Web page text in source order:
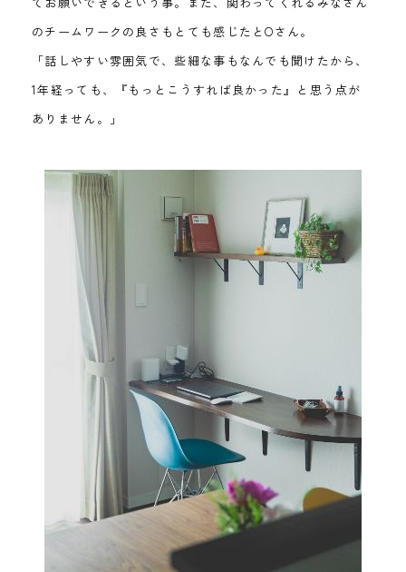
のチームワークの良さもとても感じたとOさん。
「話しやすい雰囲気で、些細な事もなんでも聞けたから、
1年経っても、『もっとこうすれば良かった』と思う点が
ありません。」